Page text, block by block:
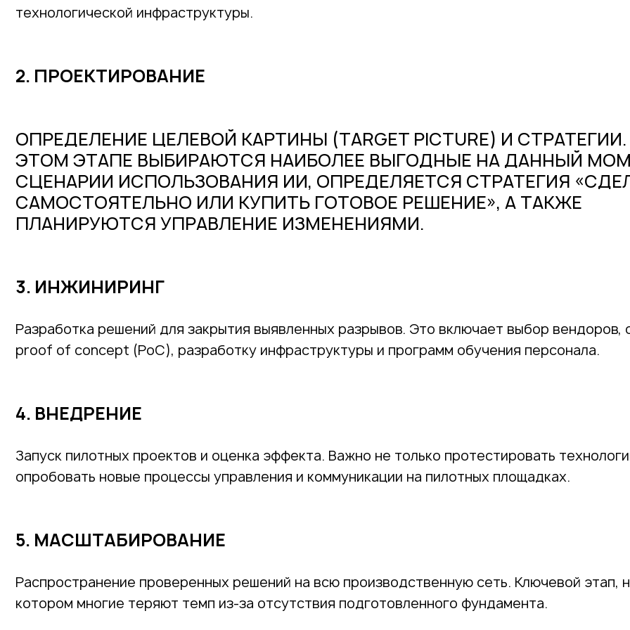
технологической инфраструктуры.
2. ПРОЕКТИРОВАНИЕ
ОПРЕДЕЛЕНИЕ ЦЕЛЕВОЙ КАРТИНЫ (TARGET PICTURE) И
ЭТОМ ЭТАПЕ ВЫБИРАЮТСЯ НАИБОЛЕЕ ВЫГОДНЫЕ НА ДАННЫЙ
СЦЕНАРИИ ИСПОЛЬЗОВАНИЯ ИИ, ОПРЕДЕЛЯЕТСЯ СТРАТЕГИЯ
САМОСТОЯТЕЛЬНО ИЛИ КУПИТЬ ГОТОВОЕ РЕШЕНИЕ», А ТАКЖЕ
ПЛАНИРУЮТСЯ УПРАВЛЕНИЕ ИЗМЕНЕНИЯМИ.
3. ИНЖИНИРИНГ
Разработка решений для закрытия выявленных разрывов. Это включает выбор вендоров,
proof of concept (PoC), разработку инфраструктуры и программ обучения персонала.
4. ВНЕДРЕНИЕ
Запуск пилотных проектов и оценка эффекта. Важно не только протестировать
опробовать новые процессы управления и коммуникации на пилотных площадках.
5. МАСШТАБИРОВАНИЕ
Распространение проверенных решений на всю производственную сеть. Ключевой этап,
котором многие теряют темп из-за отсутствия подготовленного фундамента.